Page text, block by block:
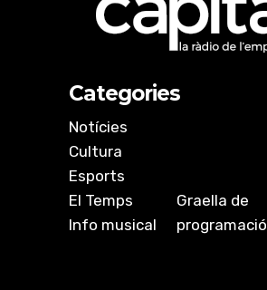
Categories
Notícies
Cultura
Esports
El Temps
Info musical
Graella de
programació